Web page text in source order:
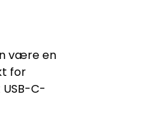
være en
for
C-